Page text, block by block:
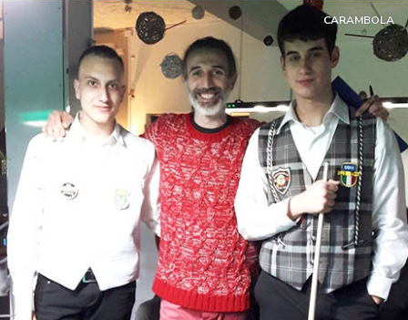
CARAMBOLA